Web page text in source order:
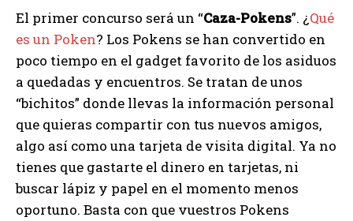
El primer concurso será un “Caza-Pokens”. ¿Qué
es un Poken? Los Pokens se han convertido en
poco tiempo en el gadget favorito de los asiduos
a quedadas y encuentros. Se tratan de unos
“bichitos” donde llevas la información personal
que quieras compartir con tus nuevos amigos,
algo así como una tarjeta de visita digital. Ya no
tienes que gastarte el dinero en tarjetas, ni
buscar lápiz y papel en el momento menos
oportuno. Basta con que vuestros Pokens